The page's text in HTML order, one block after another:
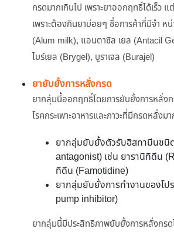
กรดมากเกินไป เพราะยาออกฤทธิ์ได้เร็ว แ
เพราะต้องกินยาบ่อยๆ ชื่อการค้าที่มีจำ ห
(Alum milk), แอนตาซิล เยล (Antacil
ไบร์เยล (Brygel), บูราเจล (Burajel)
ยายับยั้งการหลั่งกรด
ยากลุ่มนี้ออกฤทธิ์โดยการยับยั้งการหลั่ง
โรคกระเพาะอาหารและภาวะที่มีกรดหลั่งม
ยากลุ่มยับยั้งตัวรับฮิสทามีนชนิ
antagonist) เช่น ยารานิทิดีน
ทิดีน (Famotidine)
ยากลุ่มยับยั้งการทำงานของโ
pump inhibitor)
ยากลุ่มนี้มีประสิทธิภาพยับยั้งการหลั่งกรด